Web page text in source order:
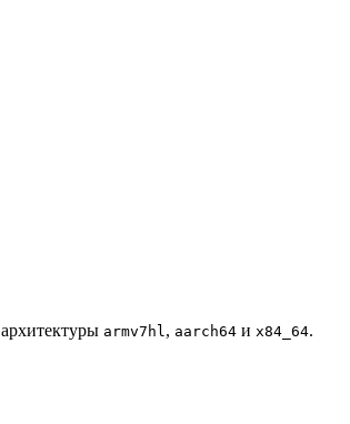
armv7hl, aarch64 и x84_64.